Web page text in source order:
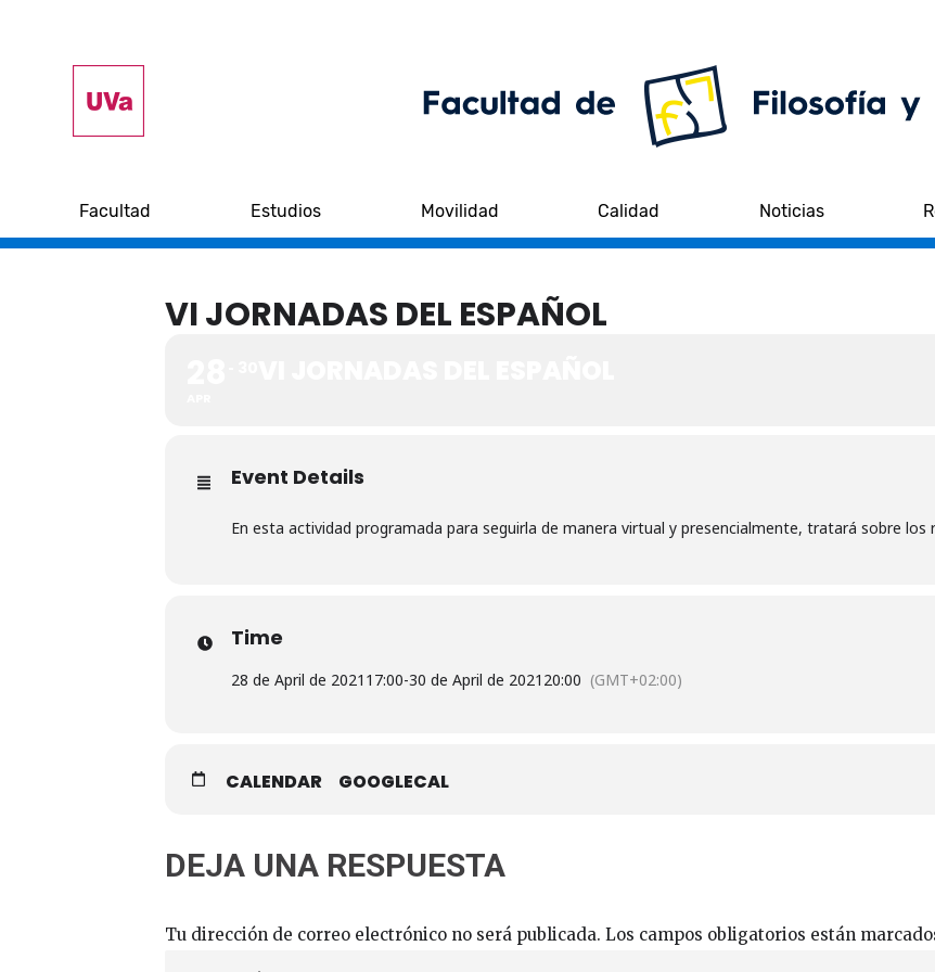
Facultad Estudios Movilidad Calidad Noticias
VI JORNADAS DEL ESPAÑOL
Event Details
En esta actividad programada para seguirla de manera virtual y presencialmente, tratará sobre los
Time
28 de April de 2021 17:00-30 de April de 2021 20:00 (GMT+02:00)
CALENDAR GOOGLECAL
DEJA UNA RESPUESTA
Tu dirección de correo electrónico no será publicada. Los campos obligatorios están